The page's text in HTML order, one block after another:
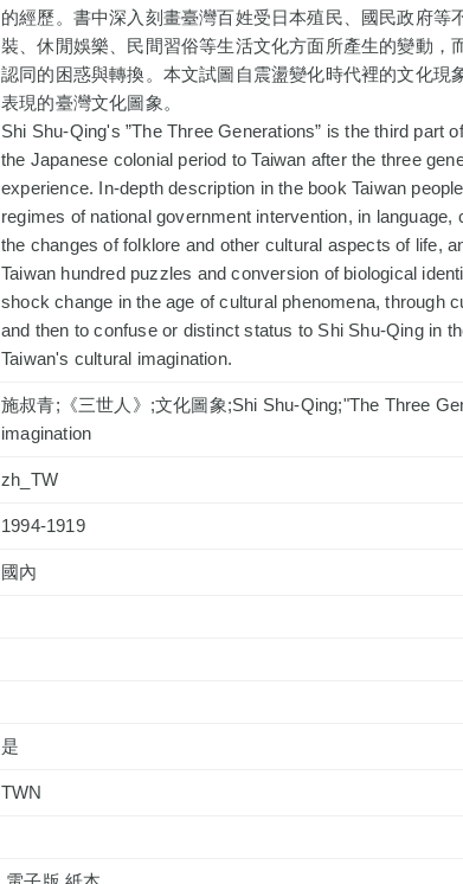
的經歷。書中深入刻畫臺灣百姓受日本殖民、國民政府等
裝、休閒娛樂、民間習俗等生活文化方面所產生的變動，
認同的困惑與轉換。本文試圖自震盪變化時代裡的文化現
表現的臺灣文化圖象。
Shi Shu-Qing's ”The Three Generations” is the third part
the Japanese colonial period to Taiwan after the three
experience. In-depth description in the book Taiwan
regimes of national government intervention, in language,
the changes of folklore and other cultural aspects of life,
Taiwan hundred puzzles and conversion of biological
shock change in the age of cultural phenomena, through
and then to confuse or distinct status to Shi Shu-Qing in
Taiwan's cultural imagination.
施叔青;《三世人》;文化圖象;Shi Shu-Qing;"The Three
imagination
zh_TW
1994-1919
國內
是
TWN